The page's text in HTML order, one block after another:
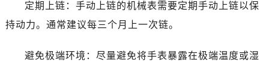
定期上链：手动上链的机械表需要定期手动上链以保
持动力。通常建议每三个月上一次链。
避免极端环境：尽量避免将手表暴露在极端温度或湿